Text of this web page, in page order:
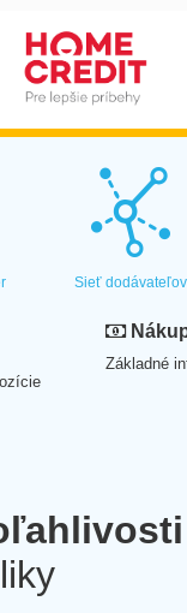
Sieť dodávateľov
Základné